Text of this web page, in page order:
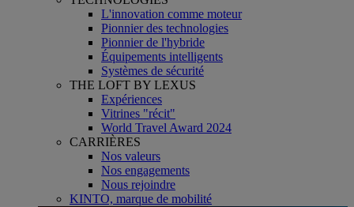
L'innovation comme moteur
Pionnier des technologies
Pionnier de l'hybride
Équipements intelligents
Systèmes de sécurité
THE LOFT BY LEXUS
Expériences
Vitrines "récit"
World Travel Award 2024
CARRIÈRES
Nos valeurs
Nos engagements
Nous rejoindre
KINTO, marque de mobilité